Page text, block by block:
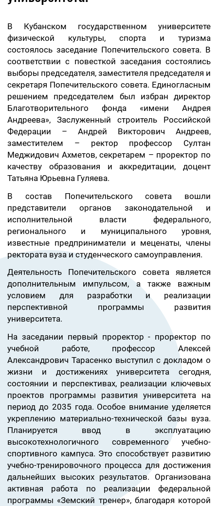
В Кубанском государственном университете
физической культуры, спорта и туризма
состоялось заседание Попечительского совета. В
соответствии с повесткой заседания состоялись
выборы председателя, заместителя председателя и
секретаря Попечительского совета. Единогласным
решением председателем был избран директор
Благотворительного фонда «имени Андрея
Андреева», Заслуженный строитель Российской
Федерации – Андрей Викторович Андреев,
заместителем – ректор профессор Султан
Меджидович Ахметов, секретарем – проректор по
качеству образования и аккредитации, доцент
Татьяна Юрьевна Гуляева.
В состав Попечительского совета вошли
представители органов законодательной и
исполнительной власти федерального,
регионального и муниципального уровня,
известные предприниматели и меценаты, члены
ректората вуза и студенческого самоуправления.
Деятельность Попечительского совета является
дополнительным импульсом, а также важным
условием для разработки и реализации
перспективной программы развития
университета.
На заседании первый проректор - проректор по
учебной работе, профессор Алексей
Александрович Тарасенко выступил с докладом о
жизни и достижениях университета сегодня,
состоянии и перспективах, реализации ключевых
проектов программы развития университета на
период до 2035 года. Особое внимание уделяется
укреплению материально-технической базы вуза.
Планируется ввод в эксплуатацию
высокотехнологичного современного учебно-
спортивного кампуса. Это способствует развитию
учебно-тренировочного процесса для достижения
дальнейших высоких результатов. Организована
активная работа по реализации федеральной
программы «Земский тренер», благодаря которой